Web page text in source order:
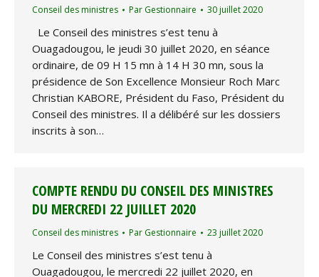
Conseil des ministres Par Gestionnaire 30 juillet 2020
Le Conseil des ministres s’est tenu à
Ouagadougou, le jeudi 30 juillet 2020, en séance
ordinaire, de 09 H 15 mn à 14 H 30 mn, sous la
présidence de Son Excellence Monsieur Roch Marc
Christian KABORE, Président du Faso, Président du
Conseil des ministres. Il a délibéré sur les dossiers
inscrits à son…
COMPTE RENDU DU CONSEIL DES MINISTRES
DU MERCREDI 22 JUILLET 2020
Conseil des ministres Par Gestionnaire 23 juillet 2020
Le Conseil des ministres s’est tenu à
Ouagadougou, le mercredi 22 juillet 2020, en